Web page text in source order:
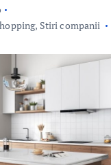
, Stiri companii